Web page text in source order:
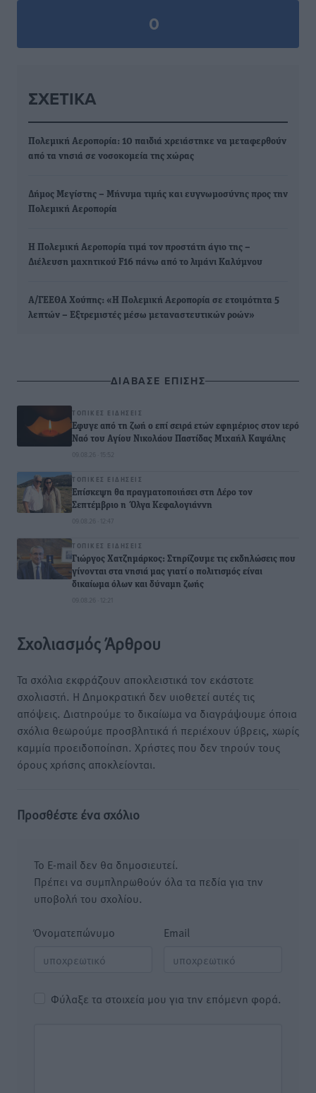
0
ΣΧΕΤΙΚΆ
Πολεμική Αεροπορία: 10 παιδιά χρειάστηκε να μεταφερθούν
από τα νησιά σε νοσοκομεία της χώρας
Δήμος Μεγίστης – Μήνυμα τιμής και ευγνωμοσύνης προς την
Πολεμική Αεροπορία
Η Πολεμική Αεροπορία τιμά τον προστάτη άγιο της –
Διέλευση μαχητικού F16 πάνω από το λιμάνι Καλύμνου
Α/ΓΕΕΘΑ Χούπης: «Η Πολεμική Αεροπορία σε ετοιμότητα 5
λεπτών – Εξτρεμιστές μέσω μεταναστευτικών ροών»
ΔΙΑΒΑΣΕ ΕΠΙΣΗΣ
ΤΟΠΙΚΈΣ ΕΙΔΉΣΕΙΣ
Έφυγε από τη ζωή ο επί σειρά ετών εφημέριος στον ιερό
Ναό του Αγίου Νικολάου Παστίδας Μιχαήλ Καψάλης
09.08.26 · 15:52
ΤΟΠΙΚΈΣ ΕΙΔΉΣΕΙΣ
Επίσκεψη θα πραγματοποιήσει στη Λέρο τον
Σεπτέμβριο η Όλγα Κεφαλογιάννη
09.08.26 · 12:47
ΤΟΠΙΚΈΣ ΕΙΔΉΣΕΙΣ
Γιώργος Χατζημάρκος: Στηρίζουμε τις εκδηλώσεις που
γίνονται στα νησιά μας γιατί ο πολιτισμός είναι
δικαίωμα όλων και δύναμη ζωής
09.08.26 · 12:21
Σχολιασμός Άρθρου
Τα σχόλια εκφράζουν αποκλειστικά τον εκάστοτε
σχολιαστή. Η Δημοκρατική δεν υιοθετεί αυτές τις
απόψεις. Διατηρούμε το δικαίωμα να διαγράψουμε όποια
σχόλια θεωρούμε προσβλητικά ή περιέχουν ύβρεις, χωρίς
καμμία προειδοποίηση. Χρήστες που δεν τηρούν τους
όρους χρήσης αποκλείονται.
Προσθέστε ένα σχόλιο
Το E-mail δεν θα δημοσιευτεί.
Πρέπει να συμπληρωθούν όλα τα πεδία για την
υποβολή του σχολίου.
Όνοματεπώνυμο Email
Φύλαξε τα στοιχεία μου για την επόμενη φορά.